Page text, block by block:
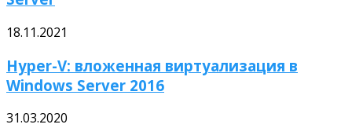
18.11.2021
Hyper-V: вложенная виртуализация в
Windows Server 2016
31.03.2020